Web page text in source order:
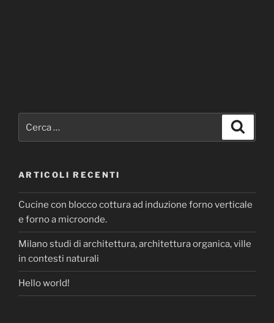
ARTICOLI RECENTI
Cucine con blocco cottura ad induzione forno verticale
e forno a microonde.
Milano studi di architettura, architettura organica, ville
in contesti naturali
Hello world!